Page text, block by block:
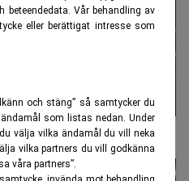
beteendedata. Vår behandling av
eller berättigat intresse som
och stäng” så samtycker du
som listas nedan. Under
välja vilka ändamål du vill neka
vilka partners du vill godkänna
våra partners”.
för Europa